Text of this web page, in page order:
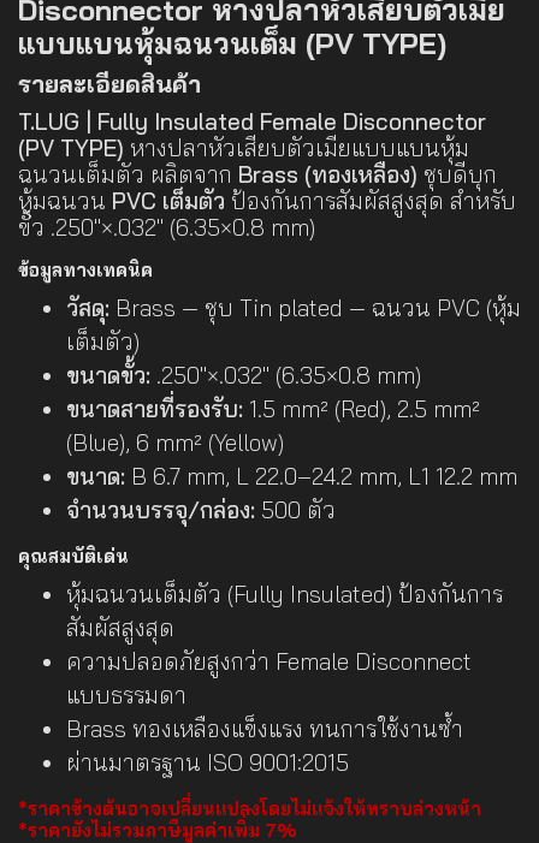
Disconnector หางปลาหัวเสียบตัวเมีย
แบบแบนหุ้มฉนวนเต็ม (PV TYPE)
รายละเอียดสินค้า
T.LUG | Fully Insulated Female Disconnector
(PV TYPE) หางปลาหัวเสียบตัวเมียแบบแบนหุ้ม
ฉนวนเต็มตัว ผลิตจาก Brass (ทองเหลือง) ชุบดีบุก
หุ้มฉนวน PVC เต็มตัว ป้องกันการสัมผัสสูงสุด สำหรับ
ขั้ว .250"×.032" (6.35×0.8 mm)
ข้อมูลทางเทคนิค
วัสดุ: Brass — ชุบ Tin plated — ฉนวน PVC (หุ้ม
เต็มตัว)
ขนาดขั้ว: .250"×.032" (6.35×0.8 mm)
ขนาดสายที่รองรับ: 1.5 mm² (Red), 2.5 mm²
(Blue), 6 mm² (Yellow)
ขนาด: B 6.7 mm, L 22.0–24.2 mm, L1 12.2 mm
จำนวนบรรจุ/กล่อง: 500 ตัว
คุณสมบัติเด่น
หุ้มฉนวนเต็มตัว (Fully Insulated) ป้องกันการ
สัมผัสสูงสุด
ความปลอดภัยสูงกว่า Female Disconnect
แบบธรรมดา
Brass ทองเหลืองแข็งแรง ทนการใช้งานซ้ำ
ผ่านมาตรฐาน ISO 9001:2015
*ราคาข้างต้นอาจเปลี่ยนแปลงโดยไม่แจ้งให้ทราบล่วงหน้า
*ราคายังไม่รวมภาษีมูลค่าเพิ่ม 7%